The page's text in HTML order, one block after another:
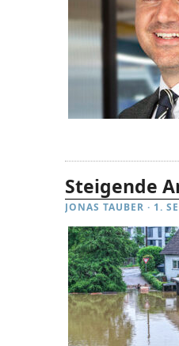
Steigende
JONAS TAUBER · 1.